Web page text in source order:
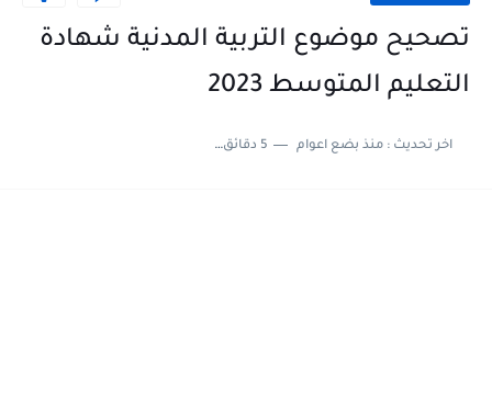
تصحيح موضوع التربية المدنية شهادة
التعليم المتوسط 2023
اخر تحديث :منذ بضع اعوام 5 دقائق للقراءة